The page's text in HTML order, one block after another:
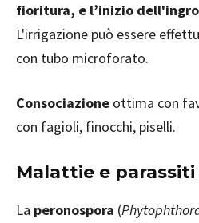
fioritura, e l’inizio
L'irrigazione può essere
con tubo microforato.
Consociazione ottima con
con fagioli, finocchi, piselli.
Malattie e
La peronospora (